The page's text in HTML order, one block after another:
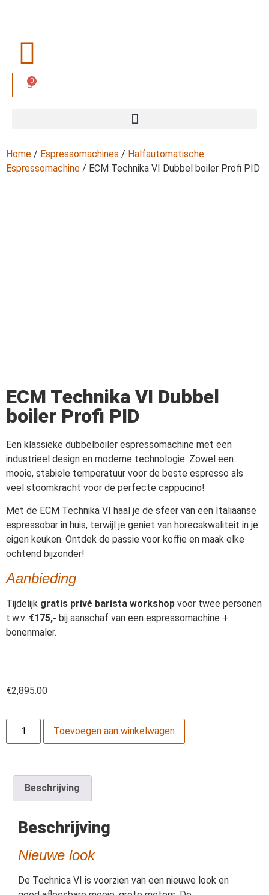
0
Home / Espressomachines / Halfautomatische
Espressomachine / ECM Technika VI Dubbel boiler Profi PID
ECM Technika VI Dubbel
boiler Profi PID
Een klassieke dubbelboiler espressomachine met een
industrieel design en moderne technologie. Zowel een
mooie, stabiele temperatuur voor de beste espresso als
veel stoomkracht voor de perfecte cappucino!
Met de ECM Technika VI haal je de sfeer van een Italiaanse
espressobar in huis, terwijl je geniet van horecakwaliteit in je
eigen keuken. Ontdek de passie voor koffie en maak elke
ochtend bijzonder!
Aanbieding
Tijdelijk gratis privé barista workshop voor twee personen
t.w.v. €175,- bij aanschaf van een espressomachine +
bonenmaler.
€2,895.00
Toevoegen aan winkelwagen
Beschrijving
Beschrijving
Nieuwe look
De Technica VI is voorzien van een nieuwe look en